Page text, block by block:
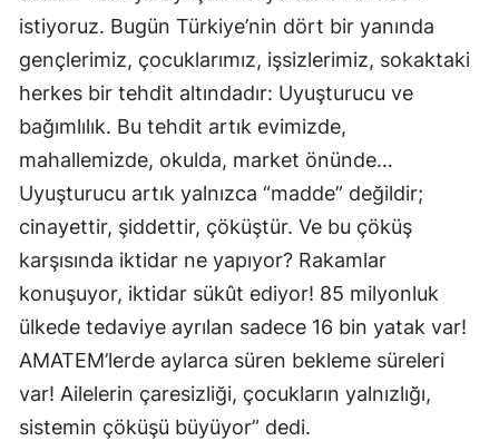
istiyoruz. Bugün Türkiye’nin dört bir yanında
gençlerimiz, çocuklarımız, işsizlerimiz, sokaktaki
herkes bir tehdit altındadır: Uyuşturucu ve
bağımlılık. Bu tehdit artık evimizde,
mahallemizde, okulda, market önünde…
Uyuşturucu artık yalnızca “madde” değildir;
cinayettir, şiddettir, çöküştür. Ve bu çöküş
karşısında iktidar ne yapıyor? Rakamlar
konuşuyor, iktidar sükût ediyor! 85 milyonluk
ülkede tedaviye ayrılan sadece 16 bin yatak var!
AMATEM’lerde aylarca süren bekleme süreleri
var! Ailelerin çaresizliği, çocukların yalnızlığı,
sistemin çöküşü büyüyor” dedi.